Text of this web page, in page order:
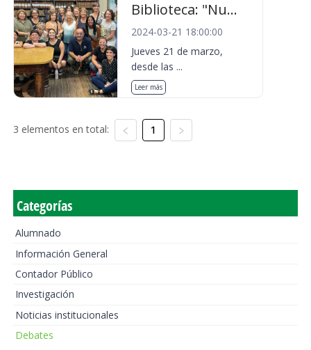
Biblioteca: "Nu...
2024-03-21 18:00:00
Jueves 21 de marzo,
desde las ...
Leer más
3 elementos en total: 1
Categorías
Alumnado
Información General
Contador Público
Investigación
Noticias institucionales
Debates